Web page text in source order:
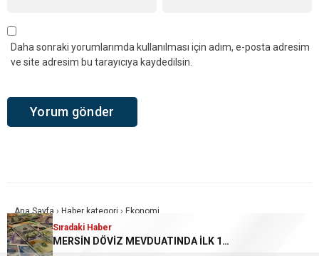
Sıradaki Haber
MERSİN DÖVİZ MEVDUATINDA İLK 10’DA
Daha sonraki yorumlarımda kullanılması için adım, e-posta adresim
ve site adresim bu tarayıcıya kaydedilsin.
Ana Sayfa › Haber kategori › Ekonomi
“ASGARİ ÜCRETLİNİN